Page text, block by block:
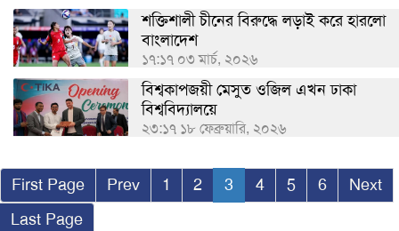
শক্তিশালী চীনের বিরুদ্ধে লড়াই করে হারলো
বাংলাদেশ
১৭:১৭ ০৩ মার্চ, ২০২৬
বিশ্বকাপজয়ী মেসুত ওজিল এখন ঢাকা
বিশ্ববিদ্যালয়ে
২৩:১৭ ১৮ ফেব্রুয়ারি, ২০২৬
First Page Prev 1 2 3 4 5 6
Next
Last Page